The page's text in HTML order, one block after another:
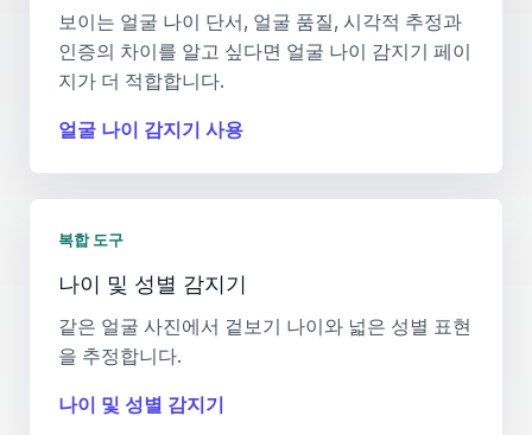
보이는 얼굴 나이 단서, 얼굴 품질, 시각적 추정과
인증의 차이를 알고 싶다면 얼굴 나이 감지기 페이
지가 더 적합합니다.
얼굴 나이 감지기 사용
복합 도구
나이 및 성별 감지기
같은 얼굴 사진에서 겉보기 나이와 넓은 성별 표현
을 추정합니다.
나이 및 성별 감지기